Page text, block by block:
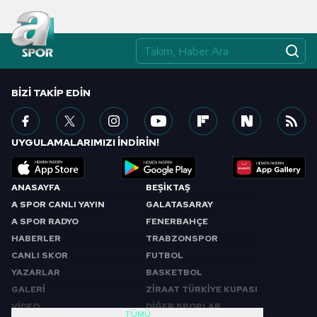
ANASAYFA
A SPOR CANLI YAYIN
A SPOR RADYO
HABERLER
CANLI SKOR
YAZARLAR
GALERİ
VİDEO
BEŞİKTAŞ
GALATASARAY
FENERBAHÇE
TRABZONSPOR
FUTBOL
BASKETBOL
ZİRAAT TÜRKİYE KUPASI
DİĞER SPORLAR
TÜMÜ
BIZI TAKIP EDIN
UYGULAMALARIMIZI İNDİRİN!